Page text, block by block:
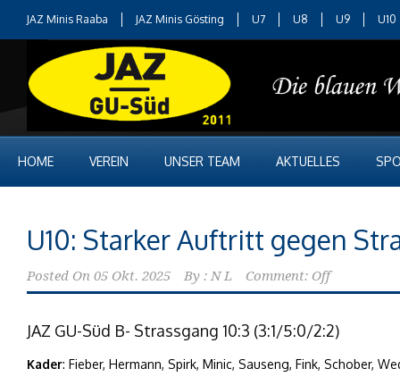
JAZ Minis Raaba JAZ Minis Gösting U7 U8 U9 U10
HOME VEREIN UNSER TEAM AKTUELLES
U10: Starker Auftritt gegen
Posted On 05 Okt. 2025 By : N L Comment: Off
JAZ GU-Süd B- Strassgang 10:3 (3:1/5:0/2:2)
Kader: Fieber, Hermann, Spirk, Minic, Sauseng, Fink, Schober,